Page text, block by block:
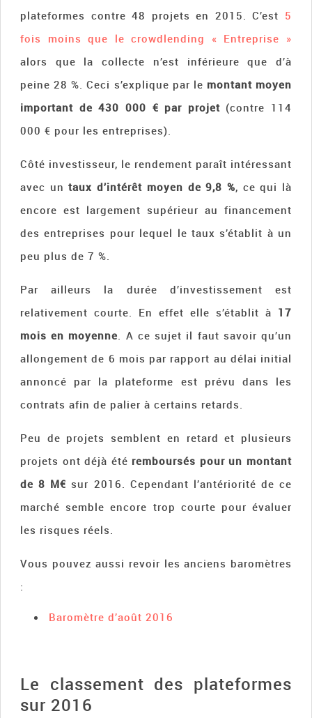
plateformes contre 48 projets en 2015. C’est 5
fois moins que le crowdlending « Entreprise »
alors que la collecte n’est inférieure que d’à
peine 28 %. Ceci s’explique par le montant moyen
important de 430 000 € par projet(contre 114
000 € pour les entreprises).
Côté investisseur, le rendement paraît intéressant
avec untaux d’intérêt moyen de 9,8 %, ce qui là
encore est largement supérieur au financement
des entreprises pour lequel le taux s’établit à un
peu plus de 7 %.
Par ailleurs la durée d’investissement est
relativement courte. En effet elle s’établit à 17
mois en moyenne . A ce sujet il faut savoir qu’un
allongement de 6 mois par rapport au délai initial
annoncé par la plateforme est prévu dans les
contrats afin de palier à certains retards.
Peu de projets semblent en retard et plusieurs
projets ont déjà été remboursés pour un montant
de 8 M€ sur 2016. Cependant l’antériorité de ce
marché semble encore trop courte pour évaluer
les risques réels.
Vous pouvez aussi revoir les anciens baromètres
:
Baromètre d’août 2016
Le classement des plateformes
sur 2016